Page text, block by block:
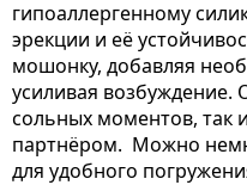
гипоаллергенному
эрекции и её
мошонку, добавляя
усиливая возбуждение.
сольных моментов, так
партнёром. Можно
для удобного